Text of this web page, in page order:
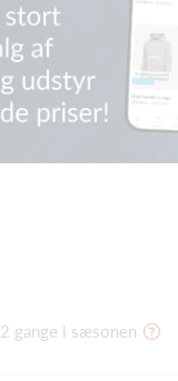
2 gange i sæsonen